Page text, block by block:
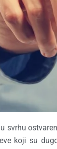
svrhu
koji su